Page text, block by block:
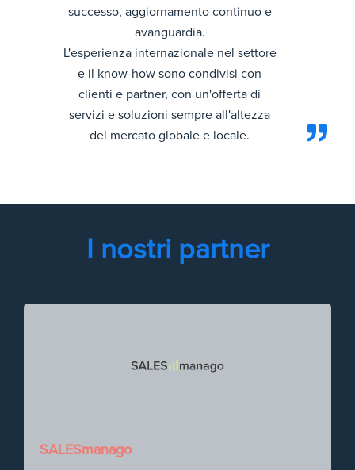
successo, aggiornamento continuo e
avanguardia.
L'esperienza internazionale nel settore
e il know-how sono condivisi con
clienti e partner, con un'offerta di
servizi e soluzioni sempre all'altezza
del mercato globale e locale.
I nostri partner
SALESmanago